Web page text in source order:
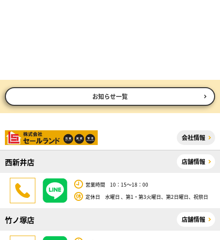
お知らせ一覧
会社情報
西新井店 店舗情報
営業時間 10：15～18：00
定休日 水曜日 、第1・第3火曜日、第2日曜日、祝祭日
竹ノ塚店 店舗情報